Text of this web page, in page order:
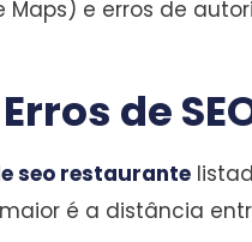
Maps) e erros de
Erros de
seo restaurante
é a distância